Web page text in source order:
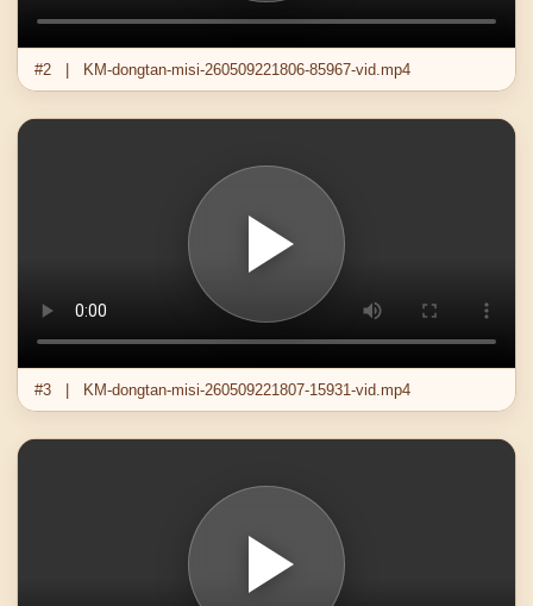
#2 | KM-dongtan-misi-260509221806-85967-vid.mp4
#3 | KM-dongtan-misi-260509221807-15931-vid.mp4